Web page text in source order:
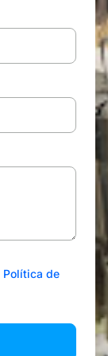
Política de